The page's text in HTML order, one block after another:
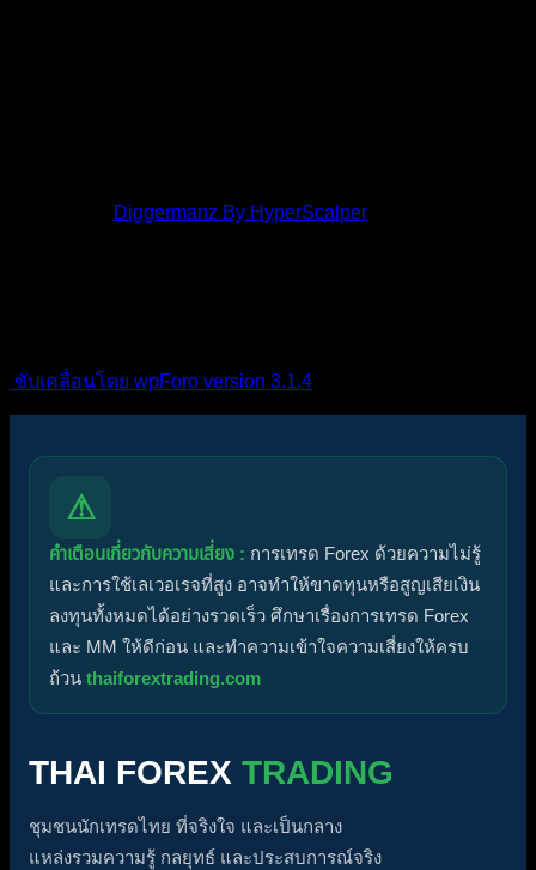
Diggermanz By HyperScalper
ขับเคลื่อนโดย wpForo version 3.1.4
⚠
คำเตือนเกี่ยวกับความเสี่ยง : การเทรด Forex ด้วยความไม่รู้
และการใช้เลเวอเรจที่สูง อาจทำให้ขาดทุนหรือสูญเสียเงิน
ลงทุนทั้งหมดได้อย่างรวดเร็ว ศึกษาเรื่องการเทรด Forex
และ MM ให้ดีก่อน และทำความเข้าใจความเสี่ยงให้ครบ
ถ้วน thaiforextrading.com
THAI FOREX TRADING
ชุมชนนักเทรดไทย ที่จริงใจ และเป็นกลาง
แหล่งรวมความรู้ กลยุทธ์ และประสบการณ์จริง